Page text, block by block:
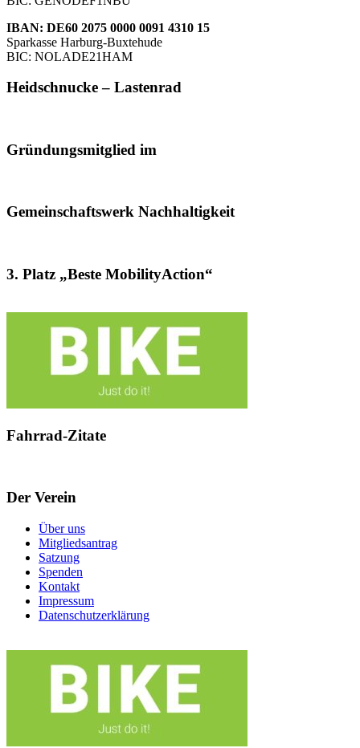
IBAN: DE60 2075 0000 0091 4310 15
Sparkasse Harburg-Buxtehude
BIC: NOLADE21HAM
Heidschnucke – Lastenrad
Gründungsmitglied im
Gemeinschaftswerk Nachhaltigkeit
3. Platz „Beste MobilityAction“
Fahrrad-Zitate
Der Verein
Über uns
Mitgliedsantrag
Satzung
Spenden
Kontakt
Impressum
Datenschutzerklärung